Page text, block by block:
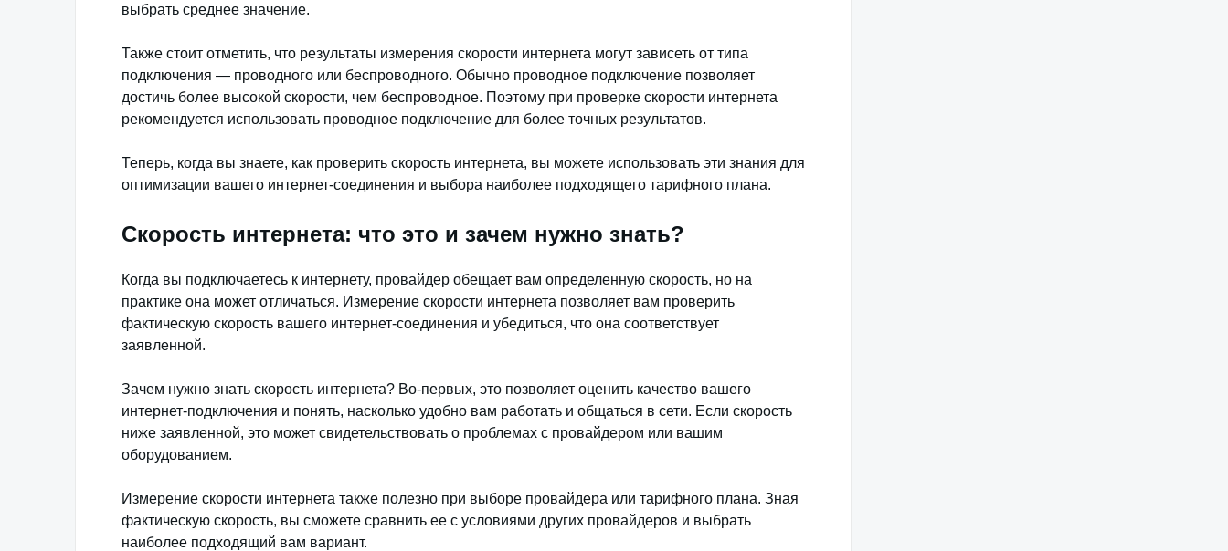
выбрать среднее значение.
Также стоит отметить, что результаты измерения скорости интернета могут зависеть от типа
подключения — проводного или беспроводного. Обычно проводное подключение позволяет
достичь более высокой скорости, чем беспроводное. Поэтому при проверке скорости интернета
рекомендуется использовать проводное подключение для более точных результатов.
Теперь, когда вы знаете, как проверить скорость интернета, вы можете использовать эти знания для
оптимизации вашего интернет-соединения и выбора наиболее подходящего тарифного плана.
Скорость интернета: что это и зачем нужно знать?
Когда вы подключаетесь к интернету, провайдер обещает вам определенную скорость, но на
практике она может отличаться. Измерение скорости интернета позволяет вам проверить
фактическую скорость вашего интернет-соединения и убедиться, что она соответствует
заявленной.
Зачем нужно знать скорость интернета? Во-первых, это позволяет оценить качество вашего
интернет-подключения и понять, насколько удобно вам работать и общаться в сети. Если скорость
ниже заявленной, это может свидетельствовать о проблемах с провайдером или вашим
оборудованием.
Измерение скорости интернета также полезно при выборе провайдера или тарифного плана. Зная
фактическую скорость, вы сможете сравнить ее с условиями других провайдеров и выбрать
наиболее подходящий вам вариант.